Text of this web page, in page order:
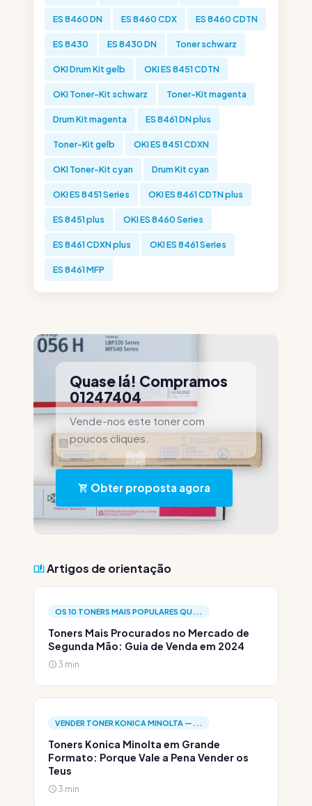
ES 8460 DN ES 8460 CDX ES 8460 CDTN
ES 8430 ES 8430 DN Toner schwarz
OKI Drum Kit gelb OKI ES 8451 CDTN
OKI Toner-Kit schwarz Toner-Kit magenta
Drum Kit magenta ES 8461 DN plus
Toner-Kit gelb OKI ES 8451 CDXN
OKI Toner-Kit cyan Drum Kit cyan
OKI ES 8451 Series OKI ES 8461 CDTN plus
ES 8451 plus OKI ES 8460 Series
ES 8461 CDXN plus OKI ES 8461 Series
ES 8461 MFP
Quase lá! Compramos
01247404
Vende-nos este toner com
poucos cliques.
Obter proposta agora
Artigos de orientação
OS 10 TONERS MAIS POPULARES QU...
Toners Mais Procurados no Mercado de
Segunda Mão: Guia de Venda em 2024
3 min
VENDER TONER KONICA MINOLTA —...
Toners Konica Minolta em Grande
Formato: Porque Vale a Pena Vender os
Teus
3 min